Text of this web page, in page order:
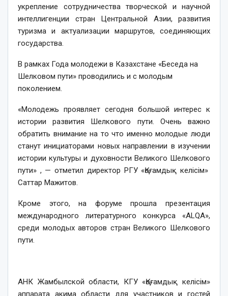
укрепление сотрудничества творческой и научной
интеллигенции стран Центральной Азии, развития
туризма и актуализации маршрутов, соединяющих
государства.
В рамках Года молодежи в Казахстане «Беседа на
Шелковом пути» проводились и с молодым
поколением.
«Молодежь проявляет сегодня большой интерес к
истории развития Шелкового пути. Очень важно
обратить внимание на то что именно молодые люди
станут инициаторами новых направлении в изучении
истории культуры и духовности Великого Шелкового
пути» , — отметил директор РГУ «Қоғамдық келісім»
Саттар Мажитов.
Кроме этого, на форуме прошла презентация
международного литературного конкурса «ALQA»,
среди молодых авторов стран Великого Шелкового
пути.
АНК Жамбылской области, КГУ «Қоғамдық келісім»
аппарата акима области для участников и гостей